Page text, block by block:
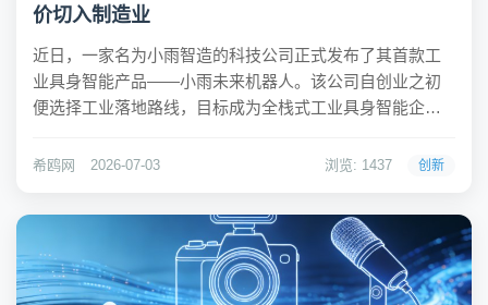
价切入制造业
近日，一家名为小雨智造的科技公司正式发布了其首款工
业具身智能产品——小雨未来机器人。该公司自创业之初
便选择工业落地路线，目标成为全栈式工业具身智能企
用于真实生产场景，为制造业提供一种新型劳动力解决方
希鸥网 2026-07-03 浏览: 1437 创新